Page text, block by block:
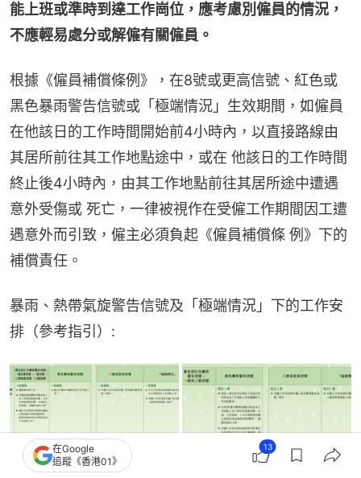
能上班或準時到達工作崗位，應考慮別僱員的情況，
不應輕易處分或解僱有關僱員。
根據《僱員補償條例》，在8號或更高信號、紅色或
黑色暴雨警告信號或「極端情況」生效期間，如僱員
在他該日的工作時間開始前4小時內，以直接路線由
其居所前往其工作地點途中，或在 他該日的工作時間
終止後4小時內，由其工作地點前往其居所途中遭遇
意外受傷或 死亡，一律被視作在受僱工作期間因工遭
遇意外而引致，僱主必須負起《僱員補償條 例》下的
補償責任。
暴雨、熱帶氣旋警告信號及「極端情況」下的工作安
排（參考指引）:
在Google
追蹤《香港01》
13